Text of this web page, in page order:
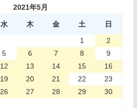
2021年5月
水 木 金 土
日
1
2
5 6 7 8
9
12 13 14 15
16
19 20 21 22
23
26 27 28 29
30